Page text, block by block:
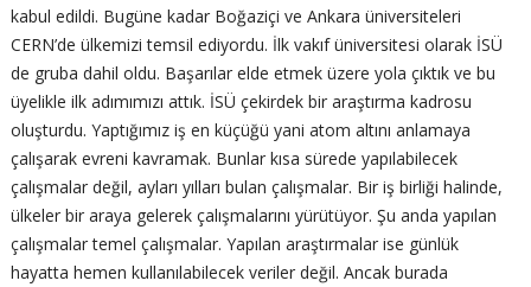
kabul edildi. Bugüne kadar Boğaziçi ve Ankara üniversiteleri
CERN’de ülkemizi temsil ediyordu. İlk vakıf üniversitesi olarak İSÜ
de gruba dahil oldu. Başarılar elde etmek üzere yola çıktık ve bu
üyelikle ilk adımımızı attık. İSÜ çekirdek bir araştırma kadrosu
oluşturdu. Yaptığımız iş en küçüğü yani atom altını anlamaya
çalışarak evreni kavramak. Bunlar kısa sürede yapılabilecek
çalışmalar değil, ayları yılları bulan çalışmalar. Bir iş birliği halinde,
ülkeler bir araya gelerek çalışmalarını yürütüyor. Şu anda yapılan
çalışmalar temel çalışmalar. Yapılan araştırmalar ise günlük
hayatta hemen kullanılabilecek veriler değil. Ancak burada